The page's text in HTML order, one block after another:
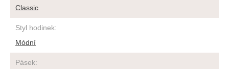
Classic
Styl hodinek:
Módní
Pásek: